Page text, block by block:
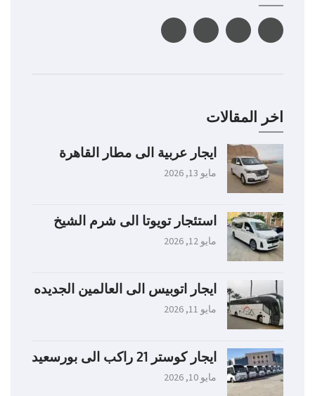
اخر المقالات
ايجار عربية الى مطار القاهرة
مايو 13, 2026
استئجار تويوتا الى شرم الشيخ
مايو 12, 2026
ايجار اتوبيس الى العالمين الجديده
مايو 11, 2026
ايجار كوستر 21 راكب الى بورسعيد
مايو 10, 2026